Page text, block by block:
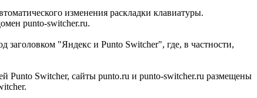
изменения раскладки клавиатуры.
punto-switcher.ru.
"Яндекс и Punto Switcher", где, в частности,
Punto Switcher, сайты punto.ru и punto-switcher.ru размещены